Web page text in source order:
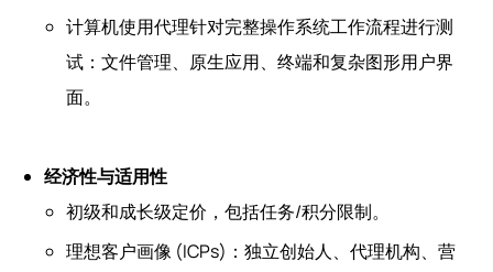
计算机使用代理针对完整操作系统工作流程进行测
试：文件管理、原生应用、终端和复杂图形用户界
面。
经济性与适用性
初级和成长级定价，包括任务/积分限制。
理想客户画像 (ICPs)：独立创始人、代理机构、营